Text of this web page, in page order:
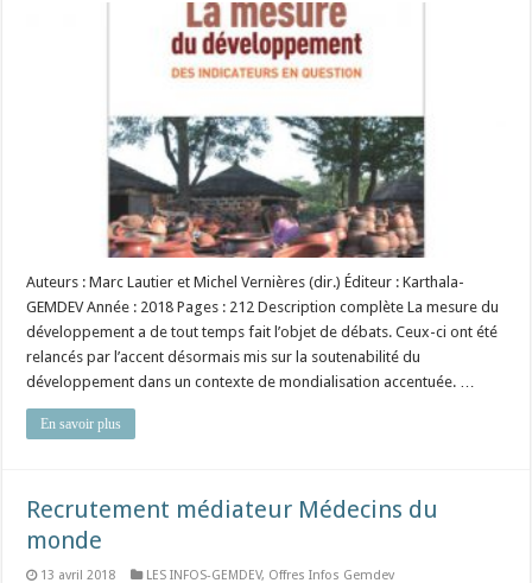
Auteurs : Marc Lautier et Michel Vernières (dir.) Éditeur : Karthala-
GEMDEV Année : 2018 Pages : 212 Description complète La mesure du
développement a de tout temps fait l’objet de débats. Ceux-ci ont été
relancés par l’accent désormais mis sur la soutenabilité du
développement dans un contexte de mondialisation accentuée. …
En savoir plus
Recrutement médiateur Médecins du
monde
13 avril 2018 LES INFOS-GEMDEV, Offres Infos Gemdev